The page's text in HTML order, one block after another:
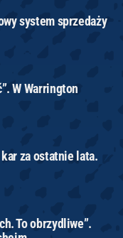
system sprzedaży
W Warrington
za ostatnie lata.
To obrzydliwe”.